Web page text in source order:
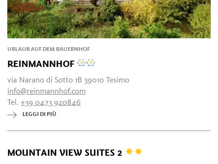
URLAUB AUF DEM BAUERNHOF
REINMANNHOF
via Narano di Sotto 1B 39010 Tesimo
info@reinmannhof.com
Tel.+39 0473 920846
LEGGI DI PIÙ
MOUNTAIN VIEW SUITES 2